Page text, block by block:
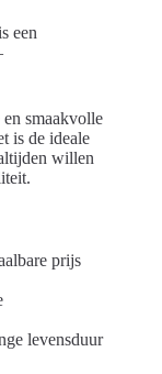
een
smaakvolle
is de ideale
willen
prijs
levensduur